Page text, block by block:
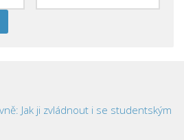
Jak ji zvládnout i se studentským